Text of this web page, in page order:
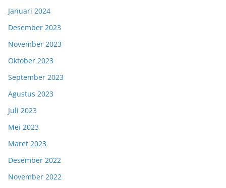
Januari 2024
Desember 2023
November 2023
Oktober 2023
September 2023
Agustus 2023
Juli 2023
Mei 2023
Maret 2023
Desember 2022
November 2022